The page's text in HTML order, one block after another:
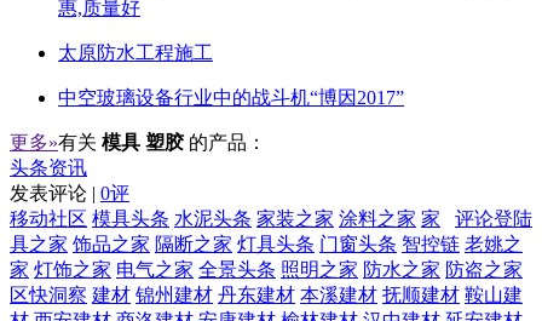
惠,质量好
太原防水工程施工
中空玻璃设备行业中的战斗机“博因2017”
更多»有关 模具 塑胶 的产品：
头条资讯
发表评论 | 0评
评论登陆
移动社区 模具头条 水泥头条 家装之家 涂料之家 家
具之家 饰品之家 隔断之家 灯具头条 门窗头条 智控链 老姚之
家 灯饰之家 电气之家 全景头条 照明之家 防水之家 防盗之家
区快洞察 建材 锦州建材 丹东建材 本溪建材 抚顺建材 鞍山建